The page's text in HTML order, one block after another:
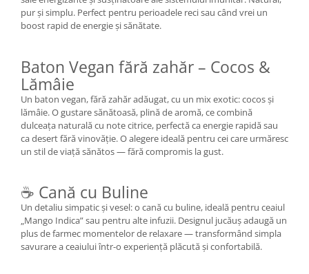
pur și simplu. Perfect pentru perioadele reci sau când vrei un
boost rapid de energie și sănătate.
Baton Vegan fără zahăr – Cocos &
Lămâie
Un baton vegan, fără zahăr adăugat, cu un mix exotic: cocos și
lămâie. O gustare sănătoasă, plină de aromă, ce combină
dulceața naturală cu note citrice, perfectă ca energie rapidă sau
ca desert fără vinovăție. O alegere ideală pentru cei care urmăresc
un stil de viață sănătos — fără compromis la gust.
☕ Cană cu Buline
Un detaliu simpatic și vesel: o cană cu buline, ideală pentru ceaiul
„Mango Indica” sau pentru alte infuzii. Designul jucăuș adaugă un
plus de farmec momentelor de relaxare — transformând simpla
savurare a ceaiului într-o experiență plăcută și confortabilă.